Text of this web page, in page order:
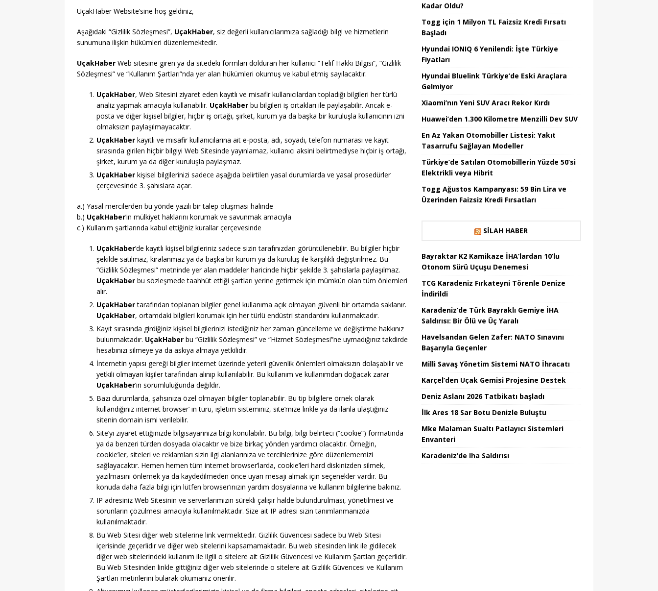
UçakHaber Website’sine hoş geldiniz,
Aşağıdaki “Gizlilik Sözleşmesi”, UçakHaber, siz değerli kullanıcılarımıza sağladığı bilgi ve hizmetlerin
sunumuna ilişkin hükümleri düzenlemektedir.
UçakHaber Web sitesine giren ya da sitedeki formları dolduran her kullanıcı “Telif Hakkı Bilgisi”, “Gizlilik
Sözleşmesi” ve “Kullanım Şartları”nda yer alan hükümleri okumuş ve kabul etmiş sayılacaktır.
UçakHaber, Web Sitesini ziyaret eden kayıtlı ve misafir kullanıcılardan topladığı bilgileri her türlü
analiz yapmak amacıyla kullanabilir. UçakHaber bu bilgileri iş ortakları ile paylaşabilir. Ancak e-
posta ve diğer kişisel bilgiler, hiçbir iş ortağı, şirket, kurum ya da başka bir kuruluşla kullanıcının izni
olmaksızın paylaşılmayacaktır.
UçakHaber kayıtlı ve misafir kullanıcılarına ait e-posta, adı, soyadı, telefon numarası ve kayıt
sırasında girilen hiçbir bilgiyi Web Sitesinde yayınlamaz, kullanıcı aksini belirtmediyse hiçbir iş ortağı,
şirket, kurum ya da diğer kuruluşla paylaşmaz.
UçakHaber kişisel bilgilerinizi sadece aşağıda belirtilen yasal durumlarda ve yasal prosedürler
çerçevesinde 3. şahıslara açar.
a.) Yasal mercilerden bu yönde yazılı bir talep oluşması halinde
b.) UçakHaber’in mülkiyet haklarını korumak ve savunmak amacıyla
c.) Kullanım şartlarında kabul ettiğiniz kurallar çerçevesinde
UçakHaber’de kayıtlı kişisel bilgileriniz sadece sizin tarafınızdan görüntülenebilir. Bu bilgiler hiçbir
şekilde satılmaz, kiralanmaz ya da başka bir kurum ya da kuruluş ile karşılıklı değiştirilmez. Bu
“Gizlilik Sözleşmesi” metninde yer alan maddeler haricinde hiçbir şekilde 3. şahıslarla paylaşılmaz.
UçakHaber bu sözleşmede taahhüt ettiği şartları yerine getirmek için mümkün olan tüm önlemleri
alır.
UçakHabertarafından toplanan bilgiler genel kullanıma açık olmayan güvenli bir ortamda saklanır.
UçakHaber, ortamdaki bilgileri korumak için her türlü endüstri standardını kullanmaktadır.
Kayıt sırasında girdiğiniz kişisel bilgilerinizi istediğiniz her zaman güncelleme ve değiştirme hakkınız
bulunmaktadır. UçakHaber bu “Gizlilik Sözleşmesi” ve “Hizmet Sözleşmesi”ne uymadığınız takdirde
hesabınızı silmeye ya da askıya almaya yetkilidir.
İnternetin yapısı gereği bilgiler internet üzerinde yeterli güvenlik önlemleri olmaksızın dolaşabilir ve
yetkili olmayan kişiler tarafından alınıp kullanılabilir. Bu kullanım ve kullanımdan doğacak zarar
UçakHaber’in sorumluluğunda değildir.
Bazı durumlarda, şahsınıza özel olmayan bilgiler toplanabilir. Bu tip bilgilere örnek olarak
kullandığınız internet browser’ ın türü, işletim sisteminiz, site’mize linkle ya da ilanla ulaştığınız
sitenin domain ismi verilebilir.
Site’yi ziyaret ettiğinizde bilgisayarınıza bilgi konulabilir. Bu bilgi, bilgi belirteci (“cookie”) formatında
ya da benzeri türden dosyada olacaktır ve bize birkaç yönden yardımcı olacaktır. Örneğin,
cookie’ler, siteleri ve reklamları sizin ilgi alanlarınıza ve tercihlerinize göre düzenlememizi
sağlayacaktır. Hemen hemen tüm internet browser’larda, cookie’leri hard diskinizden silmek,
yazılmasını önlemek ya da kaydedilmeden önce uyarı mesajı almak için seçenekler vardır. Bu
konuda daha fazla bilgi için lütfen browser’ınızın yardım dosyalarına ve kullanım bilgilerine bakınız.
IP adresiniz Web Sitesinin ve serverlarımızın sürekli çalışır halde bulundurulması, yönetilmesi ve
sorunların çözülmesi amacıyla kullanılmaktadır. Size ait IP adresi sizin tanımlanmanızda
kullanılmaktadır.
Bu Web Sitesi diğer web sitelerine link vermektedir. Gizlilik Güvencesi sadece bu Web Sitesi
içerisinde geçerlidir ve diğer web sitelerini kapsamamaktadır. Bu web sitesinden link ile gidilecek
diğer web sitelerindeki kullanım ile ilgili o sitelere ait Gizlilik Güvencesi ve Kullanım Şartları geçerlidir.
Bu Web Sitesinden linkle gittiğiniz diğer web sitelerinde o sitelere ait Gizlilik Güvencesi ve Kullanım
Şartları metinlerini bularak okumanız önerilir.
Kadar Oldu?
Togg için 1 Milyon TL Faizsiz Kredi Fırsatı
Başladı
Hyundai IONIQ 6 Yenilendi: İşte Türkiye
Fiyatları
Hyundai Bluelink Türkiye’de Eski Araçlara
Gelmiyor
Xiaomi’nın Yeni SUV Aracı Rekor Kırdı
Huawei’den 1.300 Kilometre Menzilli Dev SUV
En Az Yakan Otomobiller Listesi: Yakıt
Tasarrufu Sağlayan Modeller
Türkiye’de Satılan Otomobillerin Yüzde 50’si
Elektrikli veya Hibrit
Togg Ağustos Kampanyası: 59 Bin Lira ve
Üzerinden Faizsiz Kredi Fırsatları
SILAH HABER
Bayraktar K2 Kamikaze İHA’lardan 10’lu
Otonom Sürü Uçuşu Denemesi
TCG Karadeniz Fırkateyni Törenle Denize
İndirildi
Karadeniz’de Türk Bayraklı Gemiye İHA
Saldırısı: Bir Ölü ve Üç Yaralı
Havelsandan Gelen Zafer: NATO Sınavını
Başarıyla Geçenler
Milli Savaş Yönetim Sistemi NATO İhracatı
Karçel’den Uçak Gemisi Projesine Destek
Deniz Aslanı 2026 Tatbikatı başladı
İlk Ares 18 Sar Botu Denizle Buluştu
Mke Malaman Sualtı Patlayıcı Sistemleri
Envanteri
Karadeniz’de Iha Saldırısı